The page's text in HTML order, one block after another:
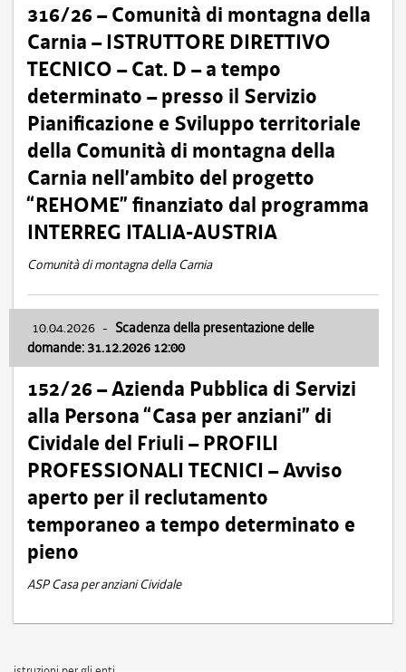
316/26 – Comunità di montagna della
Carnia – ISTRUTTORE DIRETTIVO
TECNICO – Cat. D – a tempo
determinato – presso il Servizio
Pianificazione e Sviluppo territoriale
della Comunità di montagna della
Carnia nell’ambito del progetto
“REHOME” finanziato dal programma
INTERREG ITALIA-AUSTRIA
Comunità di montagna della Carnia
10.04.2026 - Scadenza della presentazione delle
domande: 31.12.2026 12:00
152/26 – Azienda Pubblica di Servizi
alla Persona “Casa per anziani” di
Cividale del Friuli – PROFILI
PROFESSIONALI TECNICI – Avviso
aperto per il reclutamento
temporaneo a tempo determinato e
pieno
ASP Casa per anziani Cividale